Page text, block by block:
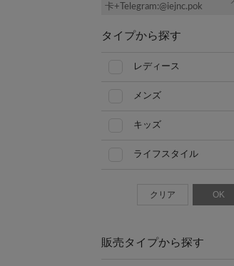
卡+Telegram:@iejnc.pok
タイプから探す
レディース
メンズ
キッズ
ライフスタイル
クリア OK
販売タイプから探す